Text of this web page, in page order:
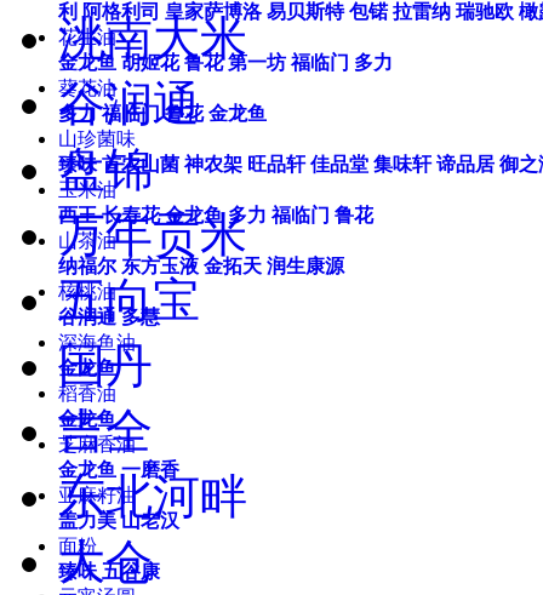
利 阿格利司 皇家萨博洛 易贝斯特 包锘 拉雷纳 瑞驰欧 橄
花生油
金龙鱼 胡姬花 鲁花 第一坊 福临门 多力
葵花油
多力 福临门 鲁花 金龙鱼
山珍菌味
臻味 首农山菌 神农架 旺品轩 佳品堂 集味轩 谛品居 御之
玉米油
西王 长寿花 金龙鱼 多力 福临门 鲁花
山茶油
纳福尔 东方玉液 金拓天 润生康源
核桃油
谷润通 多慧
深海鱼油
金龙鱼
稻香油
金龙鱼
芝麻香油
金龙鱼 一磨香
亚麻籽油
盖力美 山老汉
面粉
臻味 五谷康
洮南大米
谷润通
盘锦
万年贡米
五向宝
国丹
吉全
东北河畔
大仓